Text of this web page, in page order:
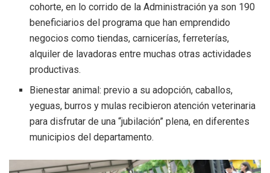
cohorte, en lo corrido de la Administración ya son 190
beneficiarios del programa que han emprendido
negocios como tiendas, carnicerías, ferreterías,
alquiler de lavadoras entre muchas otras actividades
productivas.
Bienestar animal: previo a su adopción, caballos,
yeguas, burros y mulas recibieron atención veterinaria
para disfrutar de una “jubilación” plena, en diferentes
municipios del departamento.